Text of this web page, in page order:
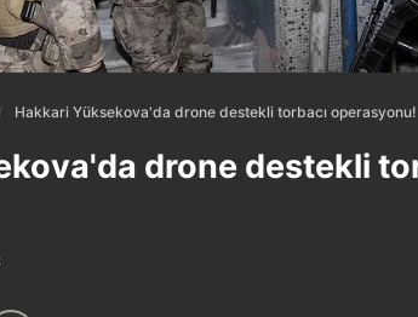
Hakkari Yüksekova'da drone destekli torbacı operasyonu!
drone destekli